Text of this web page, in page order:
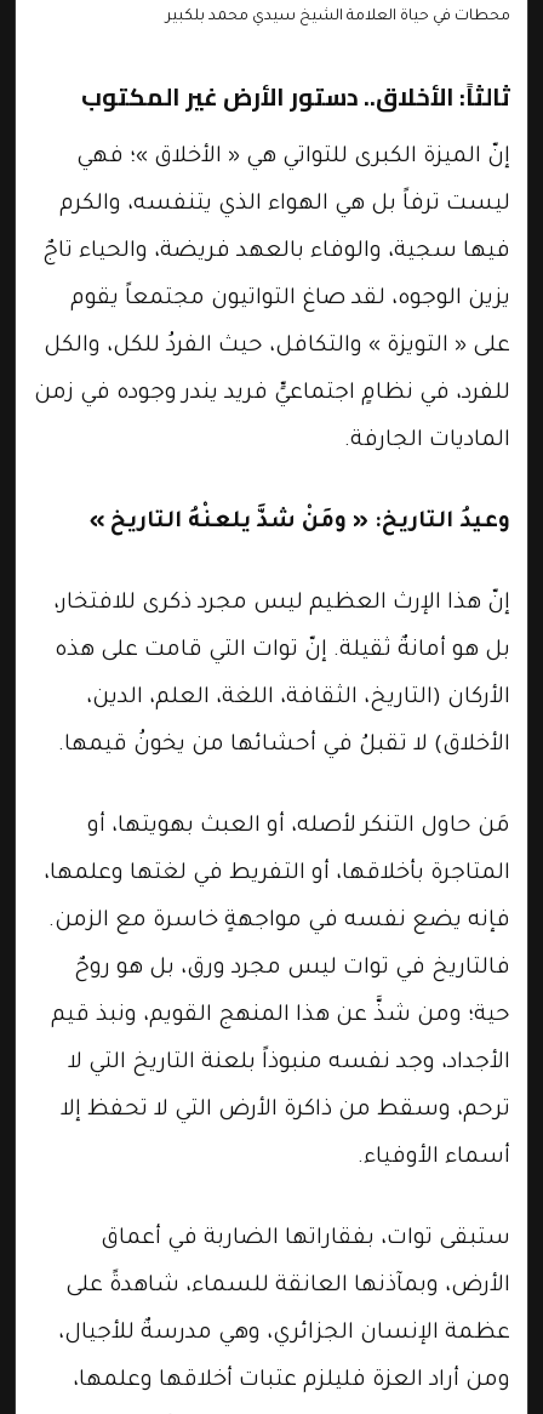
محطات في حياة العلامة الشيخ سيدي محمد بلكبير
​ثالثاً: الأخلاق.. دستور الأرض غير المكتوب
​إنّ الميزة الكبرى للتواتي هي « الأخلاق »؛ فهي
ليست ترفاً بل هي الهواء الذي يتنفسه، والكرم
فيها سجية، والوفاء بالعهد فريضة، والحياء تاجٌ
يزين الوجوه، لقد صاغ التواتيون مجتمعاً يقوم
على « التويزة » والتكافل، حيث الفردُ للكل، والكل
للفرد، في نظامٍ اجتماعيٍّ فريد يندر وجوده في زمن
الماديات الجارفة.
​وعيدُ التاريخ: « ومَنْ شذَّ يلعنْهُ التاريخ »
​إنّ هذا الإرث العظيم ليس مجرد ذكرى للافتخار،
بل هو أمانةٌ ثقيلة. إنّ توات التي قامت على هذه
الأركان (التاريخ، الثقافة، اللغة، العلم، الدين،
الأخلاق) لا تقبلُ في أحشائها من يخونُ قيمها.
​مَن حاول التنكر لأصله، أو العبث بهويتها، أو
المتاجرة بأخلاقها، أو التفريط في لغتها وعلمها،
فإنه يضع نفسه في مواجهةٍ خاسرة مع الزمن.
فالتاريخ في توات ليس مجرد ورق، بل هو روحٌ
حية؛ ومن شذَّ عن هذا المنهج القويم، ونبذ قيم
الأجداد، وجد نفسه منبوذاً بلعنة التاريخ التي لا
ترحم، وسقط من ذاكرة الأرض التي لا تحفظ إلا
أسماء الأوفياء.
​ستبقى توات، بفقاراتها الضاربة في أعماق
الأرض، وبمآذنها العانقة للسماء، شاهدةً على
عظمة الإنسان الجزائري، وهي مدرسةٌ للأجيال،
ومن أراد العزة فليلزم عتبات أخلاقها وعلمها،